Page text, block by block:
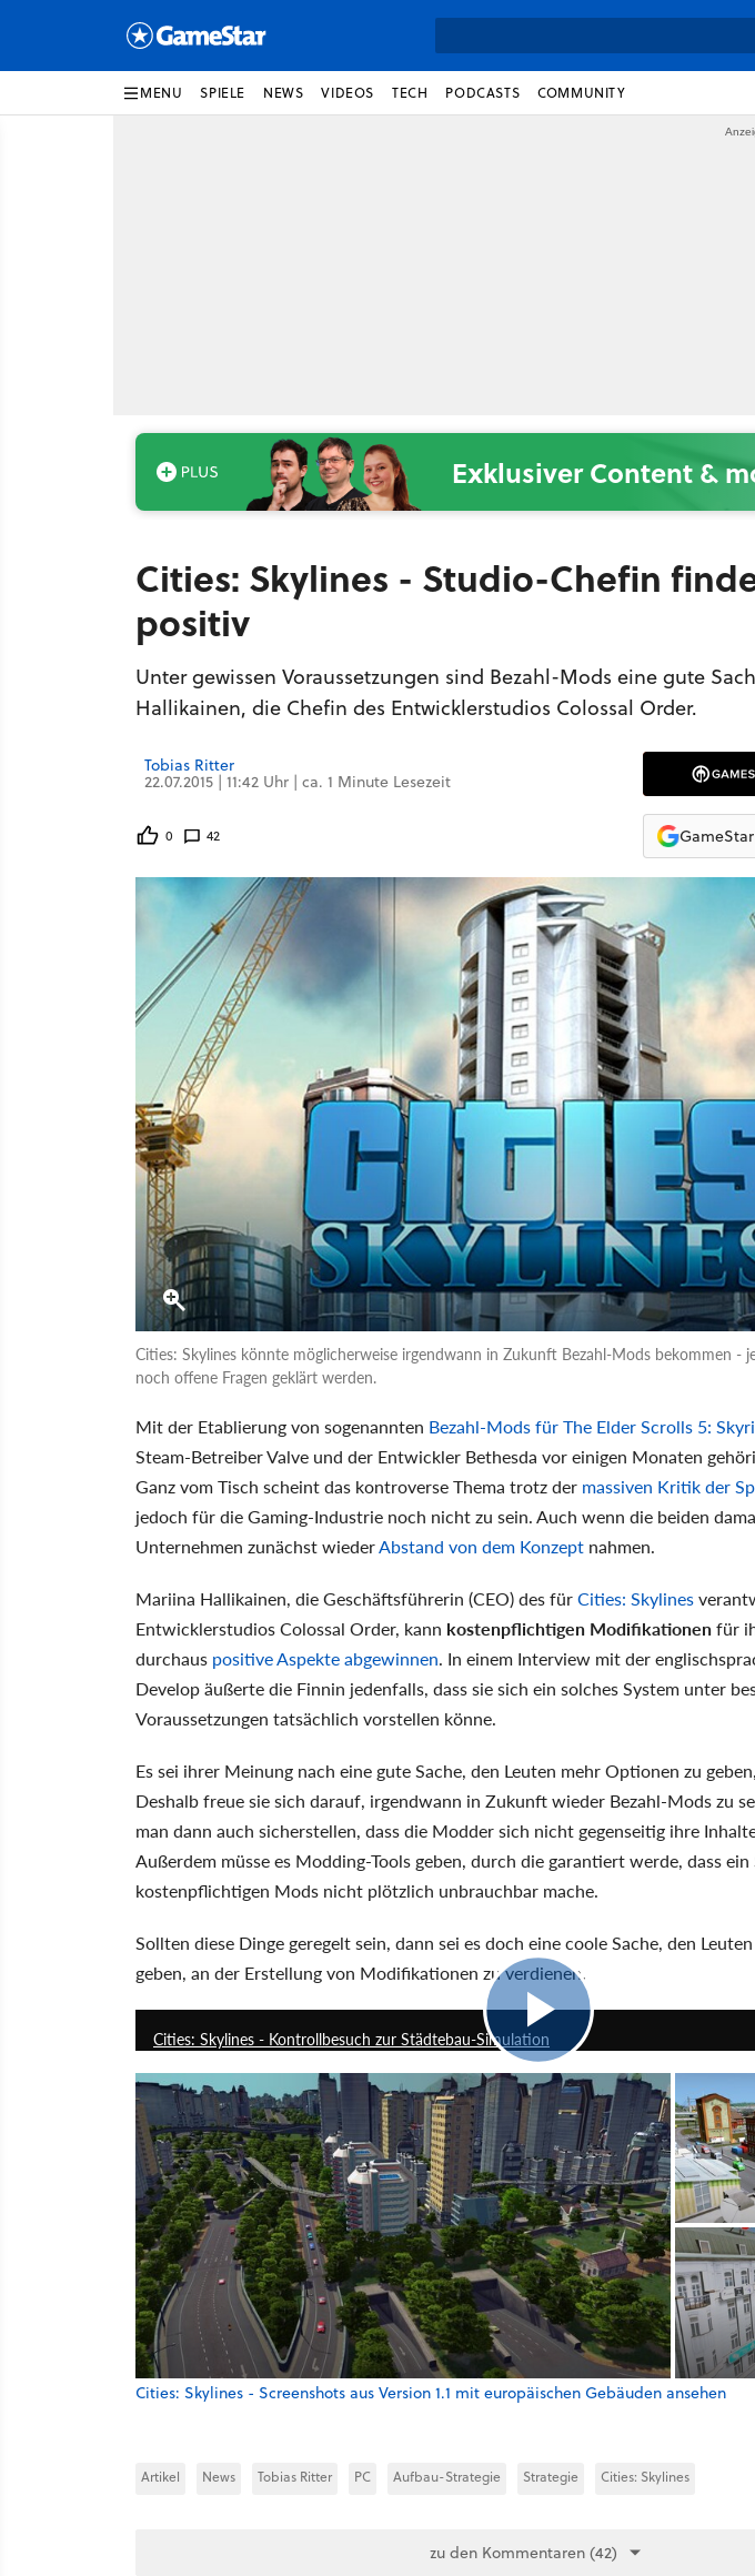
MENU SPIELE NEWS VIDEOS TECH PODCASTS COMMUNITY
Exklusiver Content &
Cities: Skylines - Studio-Chefin
positiv
Unter gewissen Voraussetzungen sind Bezahl-Mods eine gute
Hallikainen, die Chefin des Entwicklerstudios Colossal Order.
Tobias Ritter
22.07.2015 | 11:42 Uhr | ca. 1 Minute Lesezeit
0 42
Cities: Skylines könnte möglicherweise irgendwann in Zukunft Bezahl-Mods bekommen -
noch offene Fragen geklärt werden.
Mit der Etablierung von sogenannten Bezahl-Mods für The Elder Scrolls 5:
Steam-Betreiber Valve und der Entwickler Bethesda vor einigen Monaten
Ganz vom Tisch scheint das kontroverse Thema trotz der massiven Kritik der
jedoch für die Gaming-Industrie noch nicht zu sein. Auch wenn die beiden
Unternehmen zunächst wiederAbstand von dem Konzept nahmen.
Mariina Hallikainen, die Geschäftsführerin (CEO) des fürCities: Skylines
Entwicklerstudios Colossal Order, kann kostenpflichtigen Modifikationenfür
durchaus positive Aspekte abgewinnen. In einem Interview mit der
Develop äußerte die Finnin jedenfalls, dass sie sich ein solches System unter
Voraussetzungen tatsächlich vorstellen könne.
Es sei ihrer Meinung nach eine gute Sache, den Leuten mehr Optionen zu
Deshalb freue sie sich darauf, irgendwann in Zukunft wieder Bezahl-Mods zu
man dann auch sicherstellen, dass die Modder sich nicht gegenseitig ihre
Außerdem müsse es Modding-Tools geben, durch die garantiert werde, dass
kostenpflichtigen Mods nicht plötzlich unbrauchbar mache.
Sollten diese Dinge geregelt sein, dann sei es doch eine coole Sache, den
geben, an der Erstellung von Modifikationen zu verdienen.
Cities: Skylines - Kontrollbesuch zur Städtebau-Simulation
Cities: Skylines - Screenshots aus Version 1.1 mit europäischen Gebäuden ansehen
Artikel News Tobias Ritter PC Aufbau-Strategie Strategie Cities: Skylines
zu den Kommentaren (42)